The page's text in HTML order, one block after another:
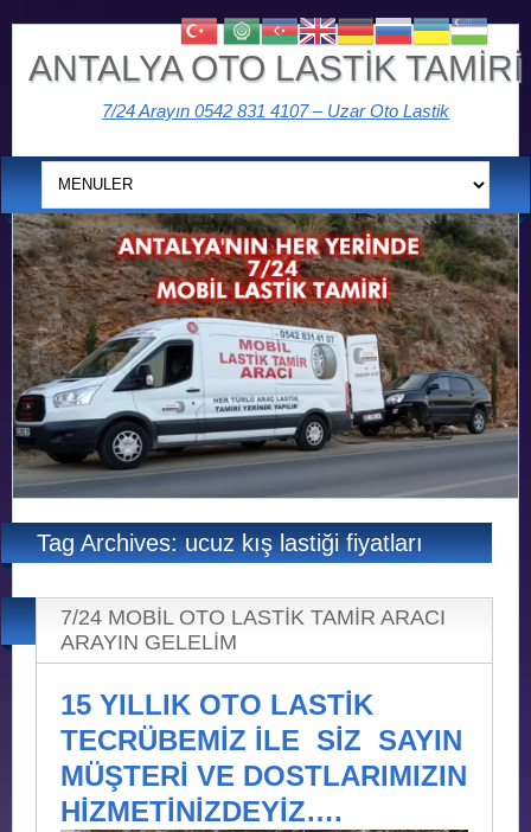
ANTALYA OTO LASTİK TAMİRİ
7/24 Arayın 0542 831 4107 – Uzar Oto Lastik
Tag Archives: ucuz kış lastiği fiyatları
7/24 MOBİL OTO LASTİK TAMİR ARACI
ARAYIN GELELİM
15 YILLIK OTO LASTİK
TECRÜBEMİZ İLE SİZ SAYIN
MÜŞTERİ VE DOSTLARIMIZIN
HİZMETİNİZDEYİZ….